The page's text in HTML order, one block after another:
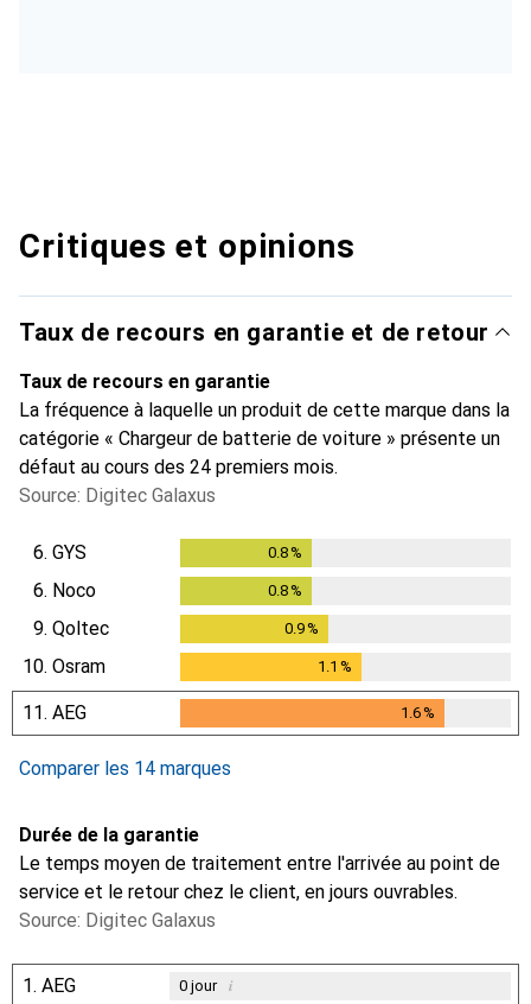
Critiques et opinions
Taux de recours en garantie et de retour
Taux de recours en garantie
La fréquence à laquelle un produit de cette marque dans la
catégorie « Chargeur de batterie de voiture » présente un
défaut au cours des 24 premiers mois.
Source: Digitec Galaxus
6. GYS 0.8 %
6. Noco 0.8 %
9. Qoltec 0.9%
10. Osram 1.1 %
11. AEG 1.6%
Comparer les 14 marques
Durée de la garantie
Le temps moyen de traitement entre l'arrivée au point de
service et le retour chez le client, en jours ouvrables.
Source: Digitec Galaxus
1. AEG 0jour i